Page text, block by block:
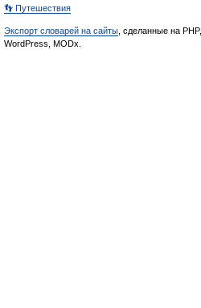
👣 Путешествия
Экспорт словарей на сайты , сделанные на PHP,
WordPress, MODx.